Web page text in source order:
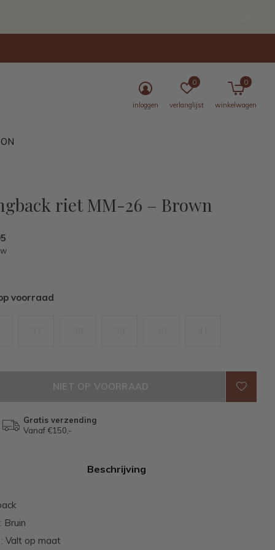
inloggen verlanglijst
0
winkelwagen
0
riet MM-26 – Brown
voorraad
NIET OP VOORRAAD
Gratis verzending
Vanaf €150,-
Beschrijving
Bruin
Valt op maat